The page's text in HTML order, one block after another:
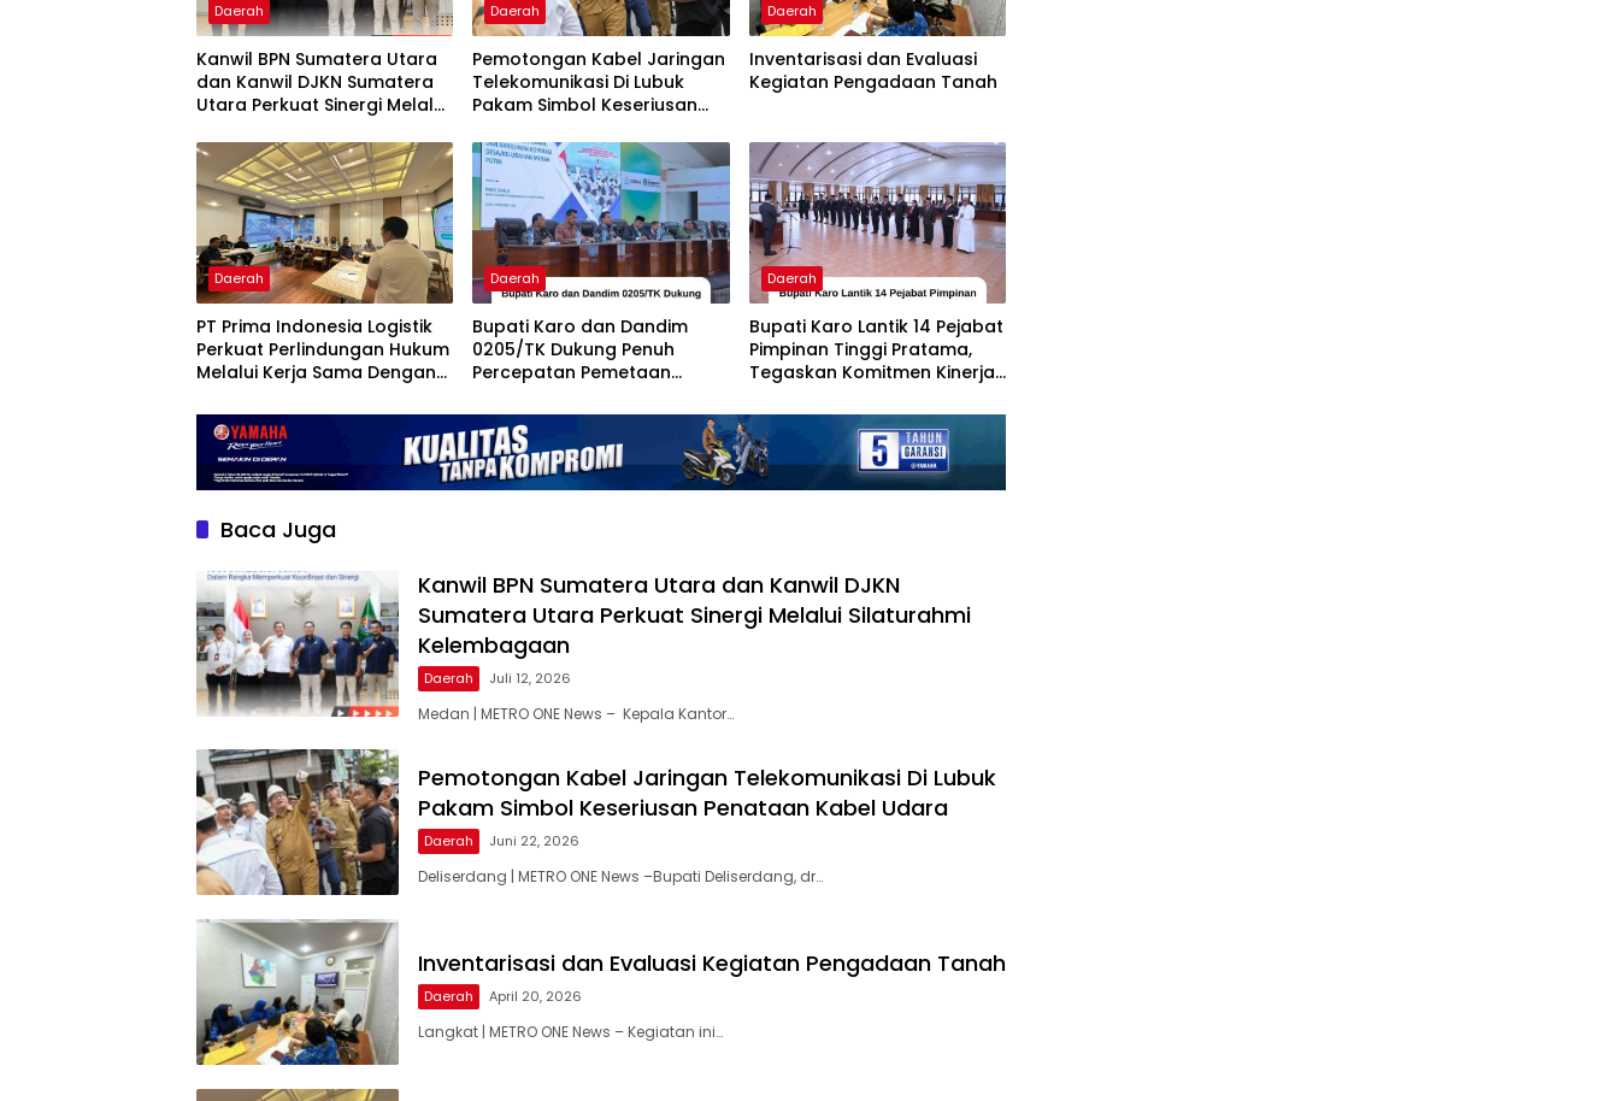
Daerah
Kanwil BPN Sumatera Utara
dan Kanwil DJKN Sumatera
Utara Perkuat Sinergi Melalui
Daerah
Pemotongan Kabel Jaringan
Telekomunikasi Di Lubuk
Pakam Simbol Keseriusan
Daerah
Inventarisasi dan Evaluasi
Kegiatan Pengadaan Tanah
Daerah
PT Prima Indonesia Logistik
Perkuat Perlindungan Hukum
Melalui Kerja Sama Dengan
Daerah
Bupati Karo dan Dandim
0205/TK Dukung Penuh
Percepatan Pemetaan
KDKMP di Kabupaten Karo
Daerah
Bupati Karo Lantik 14 Pejabat
Pimpinan Tinggi Pratama,
Tegaskan Komitmen Kinerja
Baca Juga
Kanwil BPN Sumatera Utara dan Kanwil DJKN
Sumatera Utara Perkuat Sinergi Melalui Silaturahmi
Kelembagaan
Daerah Juli 12, 2026
Medan | METRO ONE News – Kepala Kantor…
Pemotongan Kabel Jaringan Telekomunikasi Di Lubuk
Pakam Simbol Keseriusan Penataan Kabel Udara
Daerah Juni 22, 2026
Deliserdang | METRO ONE News –Bupati Deliserdang, dr…
Inventarisasi dan Evaluasi Kegiatan Pengadaan Tanah
Daerah April 20, 2026
Langkat | METRO ONE News – Kegiatan ini…